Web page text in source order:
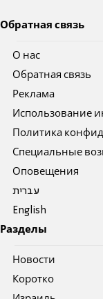
Обратная связь
О нас
Обратная связь
Реклама
Использование
Политика
Специальные
Оповещения
עברית
English
Разделы
Новости
Коротко